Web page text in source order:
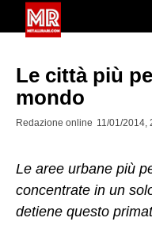
Le città più
mondo
Redazione online 11/01/2014,
Le aree urbane più
concentrate in un
detiene questo